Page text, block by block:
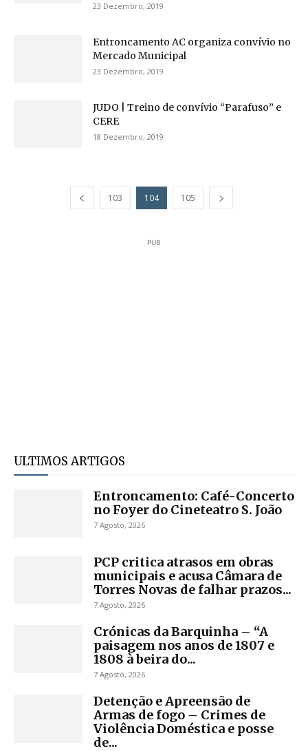
23 Dezembro, 2019
Entroncamento AC organiza convívio no
Mercado Municipal
23 Dezembro, 2019
JUDO | Treino de convívio “Parafuso” e
CERE
18 Dezembro, 2019
103 104 105
PUB
ULTIMOS ARTIGOS
Entroncamento: Café-Concerto
no Foyer do Cineteatro S. João
7 Agosto, 2026
PCP critica atrasos em obras
municipais e acusa Câmara de
Torres Novas de falhar prazos...
7 Agosto, 2026
Crónicas da Barquinha – “A
paisagem nos anos de 1807 e
1808 à beira do...
7 Agosto, 2026
Detenção e Apreensão de
Armas de fogo – Crimes de
Violência Doméstica e posse
de...